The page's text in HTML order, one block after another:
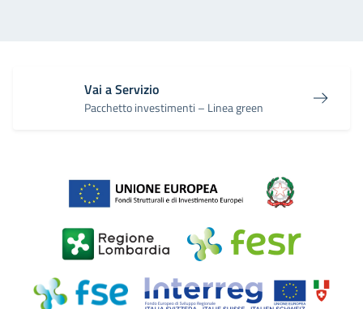
Vai a Servizio
Pacchetto investimenti – Linea green